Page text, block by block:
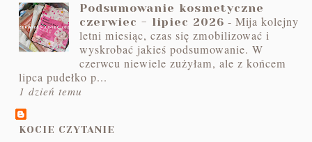
Podsumowanie kosmetyczne
czerwiec - lipiec 2026 -Mija kolejny
letni miesiąc, czas się zmobilizować i
wyskrobać jakieś podsumowanie. W
czerwcu niewiele zużyłam, ale z końcem
lipca pudełko p...
1 dzień temu
KOCIE CZYTANIE